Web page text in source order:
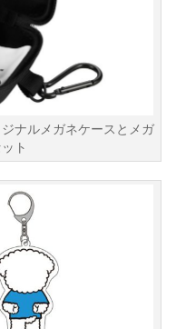
ナルメガネケースとメガ
ト